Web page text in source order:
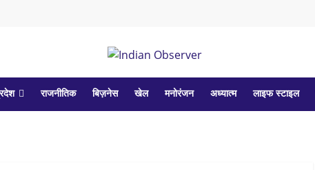
राजनीतिक बिज़नेस खेल मनोरंजन अध्यात्म लाइफ स्टाइल